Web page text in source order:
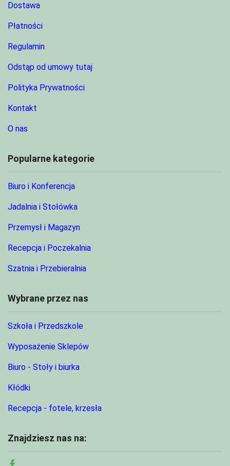
Dostawa
Płatności
Regulamin
Odstąp od umowy tutaj
Polityka Prywatności
Kontakt
O nas
Popularne kategorie
Biuro i Konferencja
Jadalnia i Stołówka
Przemysł i Magazyn
Recepcja i Poczekalnia
Szatnia i Przebieralnia
Wybrane przez nas
Szkoła i Przedszkole
Wyposażenie Sklepów
Biuro - Stoły i biurka
Kłódki
Recepcja - fotele, krzesła
Znajdziesz nas na: